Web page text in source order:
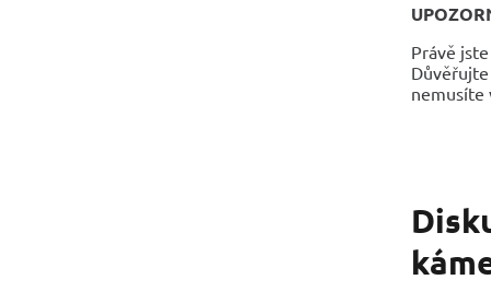
Právě
nemusíte